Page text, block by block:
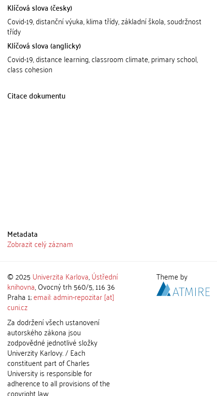
Klíčová slova (česky)
Covid-19, distanční výuka, klima třídy, základní škola, soudržnost
třídy
Klíčová slova (anglicky)
Covid-19, distance learning, classroom climate, primary school,
class cohesion
Citace dokumentu
Metadata
Zobrazit celý záznam
© 2025 Univerzita Karlova,Ústřední
knihovna, Ovocný trh 560/5, 116 36
Praha 1;email: admin-repozitar [at]
cuni.cz
Za dodržení všech ustanovení
autorského zákona jsou
zodpovědné jednotlivé složky
Univerzity Karlovy. / Each
constituent part of Charles
University is responsible for
adherence to all provisions of the
copyright law.
Theme by